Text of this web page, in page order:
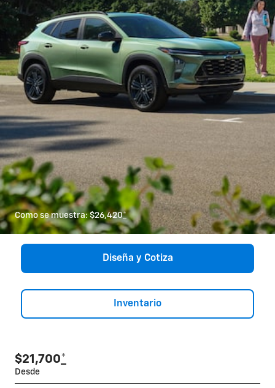
Como se muestra: $26,420*
Diseña y Cotiza
Inventario
$21,700*
Desde